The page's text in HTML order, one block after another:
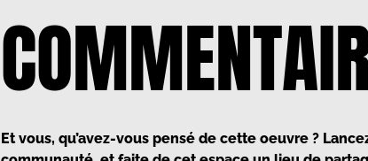
Et vous, qu’avez-vous pensé de cette oeuvre ?